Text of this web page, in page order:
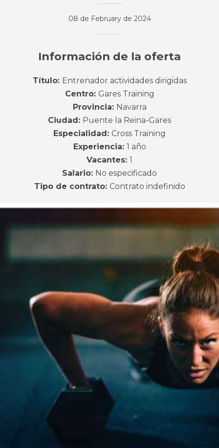
08 de February de 2024
Información de la oferta
Título: Entrenador actividades dirigidas
Centro: Gares Training
Provincia: Navarra
Ciudad: Puente la Reina-Gares
Especialidad: Cross Training
Experiencia: 1 año
Vacantes: 1
Salario: No especificado
Tipo de contrato: Contrato indefinido